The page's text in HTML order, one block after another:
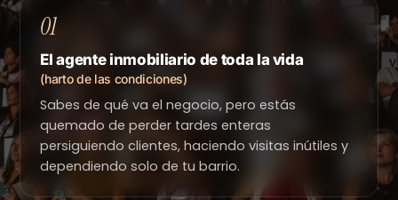
01
El agente inmobiliario de toda la vida
(harto de las condiciones)
Sabes de qué va el negocio, pero estás
quemado de perder tardes enteras
persiguiendo clientes, haciendo visitas inútiles y
dependiendo solo de tu barrio.